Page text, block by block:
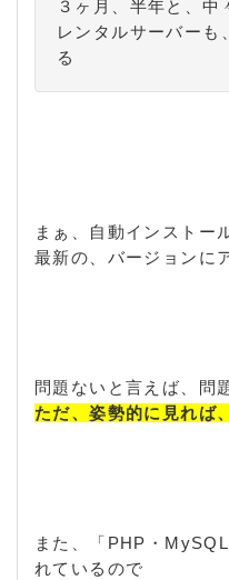
３ヶ月、半年と、中
レンタルサーバーも
る
まぁ、自動インストー
最新の、バージョンに
問題ないと言えば、問
ただ、姿勢的に見れば
また、「PHP・
れているので